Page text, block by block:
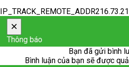
×
Thông báo
Bạn đã gửi bình
Bình luận của bạn sẽ được